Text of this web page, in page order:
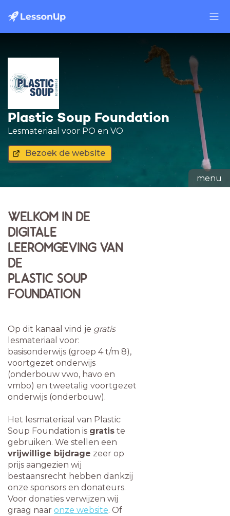
Plastic Soup Foundation
Lesmateriaal voor PO en VO
Bezoek de website
menu
WELKOM IN DE
DIGITALE
LEEROMGEVING VAN
DE
PLASTIC SOUP
FOUNDATION
Op dit kanaal vind je gratis
lesmateriaal voor:
basisonderwijs (groep 4 t/m 8),
voortgezet onderwijs
(onderbouw vwo, havo en
vmbo) en tweetalig voortgezet
onderwijs (onderbouw).
Het lesmateriaal van Plastic
Soup Foundation is gratis te
gebruiken. We stellen een
vrijwillige bijdrage zeer op
prijs aangezien wij
bestaansrecht hebben dankzij
onze sponsors en donateurs.
Voor donaties verwijzen wij
graag naar onze website. Of